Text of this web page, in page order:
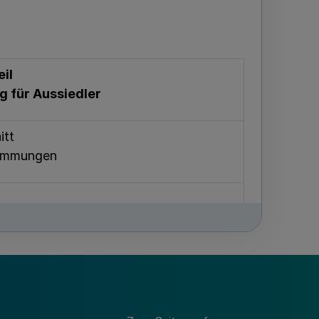
für Aussiedler